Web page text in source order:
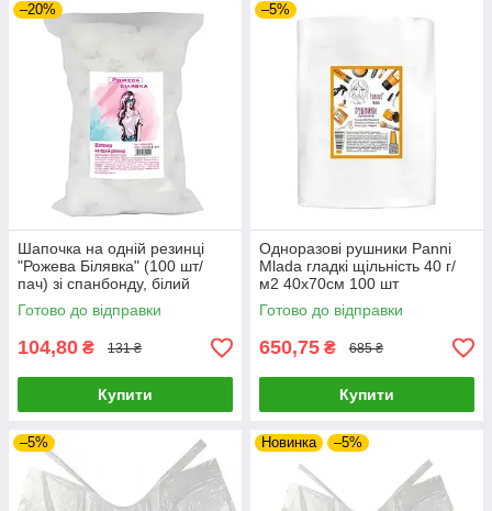
–20%
Шапочка на одній резинці
"Рожева Білявка" (100 шт/
пач) зі спанбонду, білий
Готово до відправки
104,80 ₴ 131 ₴
Купити
–5%
Одноразові рушники Panni
Mlada гладкі щільність 40 г/
м2 40х70см 100 шт
Готово до відправки
650,75 ₴ 685 ₴
Купити
–5% Новинка –5%